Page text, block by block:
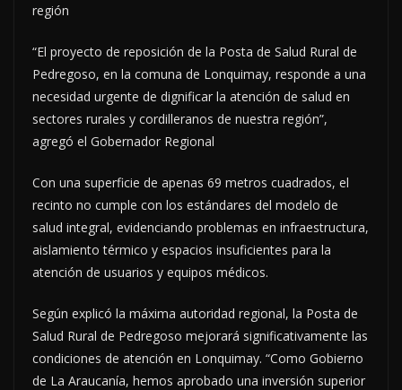
región
“El proyecto de reposición de la Posta de Salud Rural de
Pedregoso, en la comuna de Lonquimay, responde a una
necesidad urgente de dignificar la atención de salud en
sectores rurales y cordilleranos de nuestra región”,
agregó el Gobernador Regional
Con una superficie de apenas 69 metros cuadrados, el
recinto no cumple con los estándares del modelo de
salud integral, evidenciando problemas en infraestructura,
aislamiento térmico y espacios insuficientes para la
atención de usuarios y equipos médicos.
Según explicó la máxima autoridad regional, la Posta de
Salud Rural de Pedregoso mejorará significativamente las
condiciones de atención en Lonquimay. “Como Gobierno
de La Araucanía, hemos aprobado una inversión superior